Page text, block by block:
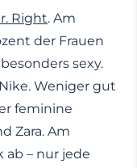
Right. Am
der Frauen
sexy.
Weniger gut
feminine
Zara. Am
– nur jede